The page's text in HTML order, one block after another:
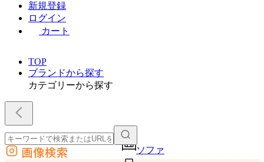
新規登録
ログイン
カート
TOP
ブランドから探す
カテゴリーから探す
ソファ
外部サイトの商品をカートに追加
画像検索